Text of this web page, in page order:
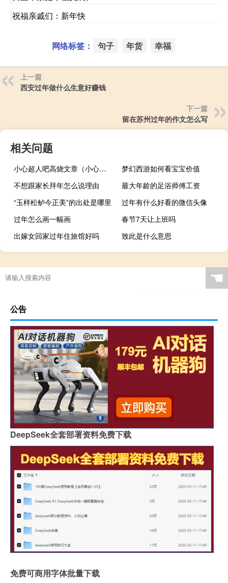
祝福亲戚们：新年快
网络标签： 句子 年货 幸福
上一篇
西安过年做什么生意好赚钱
下一篇
留在苏州过年的作文怎么写
相关问题
小心超人吧高烧文章（小心超人吧超人正传）
梦幻西游如何看宝宝价值
不想跟家长拜年怎么说理由
最大年龄的足浴师傅工资
“玉样松鲈今正美”的出处是哪里
过年有什么好看的微信头像
过年怎么画一幅画
春节7天让上班吗
出嫁女回家过年住旅馆好吗
致此是什么意思
☚
公告
DeepSeek全套部署资料免费下载
免费可商用字体批量下载